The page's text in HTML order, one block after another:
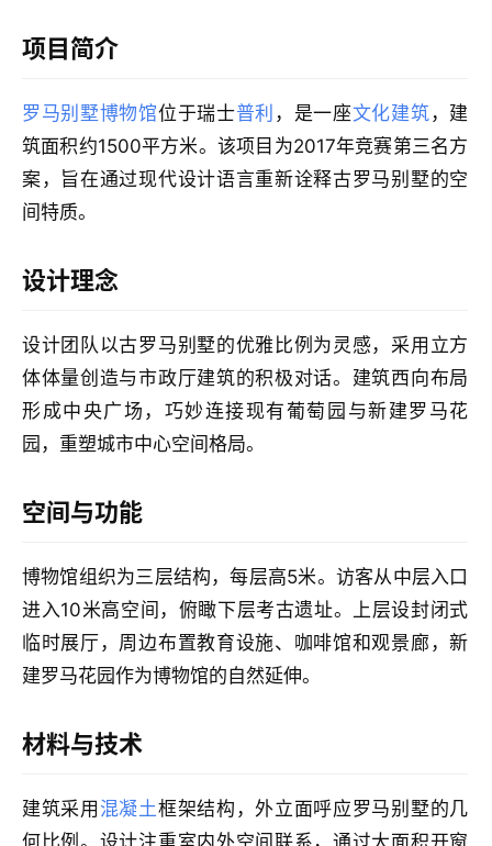
筑
设
计
内
设
城
市
观
建
筑
专
教
速
工
项目简介
罗马别墅博物馆位于瑞士普利 ，是一座文化建筑 ，建
筑面积约1500平方米。该项目为2017年竞赛第三名方
案，旨在通过现代设计语言重新诠释古罗马别墅的空
间特质。
设计理念
设计团队以古罗马别墅的优雅比例为灵感，采用立方
体体量创造与市政厅建筑的积极对话。建筑西向布局
形成中央广场，巧妙连接现有葡萄园与新建罗马花
园，重塑城市中心空间格局。
空间与功能
博物馆组织为三层结构，每层高5米。访客从中层入口
进入10米高空间，俯瞰下层考古遗址。上层设封闭式
临时展厅，周边布置教育设施、咖啡馆和观景廊，新
建罗马花园作为博物馆的自然延伸。
材料与技术
建筑采用 混凝土框架结构，外立面呼应罗马别墅的几
何比例。设计注重室内外空间联系，通过大面积开窗